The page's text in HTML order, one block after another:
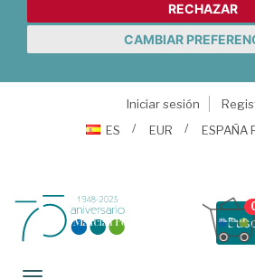
RECHAZAR
CAMBIAR
Iniciar sesión
ES
EUR ESPAÑA